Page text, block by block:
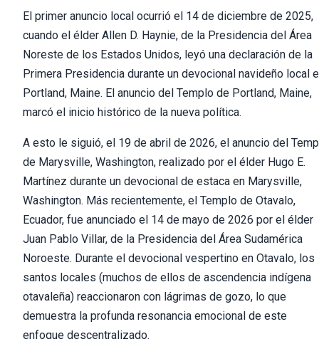
El primer anuncio local ocurrió el 14 de diciembre de 2025,
cuando el élder Allen D. Haynie, de la Presidencia del Área
Noreste de los Estados Unidos, leyó una declaración de la
Primera Presidencia durante un devocional navideño local
Portland, Maine. El anuncio del Templo de Portland, Maine,
marcó el inicio histórico de la nueva política.
A esto le siguió, el 19 de abril de 2026, el anuncio del
de Marysville, Washington, realizado por el élder Hugo E.
Martínez durante un devocional de estaca en Marysville,
Washington. Más recientemente, el Templo de Otavalo,
Ecuador, fue anunciado el 14 de mayo de 2026 por el élder
Juan Pablo Villar, de la Presidencia del Área Sudamérica
Noroeste. Durante el devocional vespertino en Otavalo, los
santos locales (muchos de ellos de ascendencia indígena
otavaleña) reaccionaron con lágrimas de gozo, lo que
demuestra la profunda resonancia emocional de este
enfoque descentralizado.